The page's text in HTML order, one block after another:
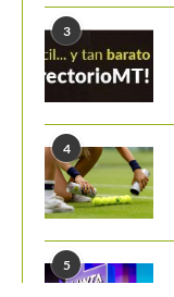
3
4
5